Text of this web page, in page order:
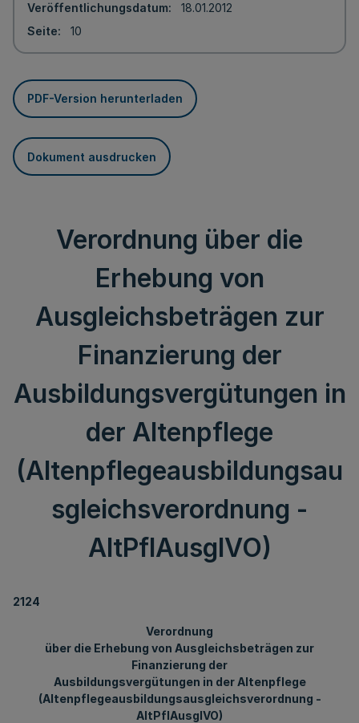
Veröffentlichungsdatum
18.01.2012
Seite
10
PDF-Version herunterladen
Dokument ausdrucken
Verordnung über die
Erhebung von
Ausgleichsbeträgen zur
Finanzierung der
Ausbildungsvergütungen in
der Altenpflege
(Altenpflegeausbildungsau
sgleichsverordnung -
AltPflAusglVO)
2124
Verordnung
über die Erhebung von Ausgleichsbeträgen zur
Finanzierung der
Ausbildungsvergütungen in der Altenpflege
(Altenpflegeausbildungsausgleichsverordnung -
AltPflAusglVO)